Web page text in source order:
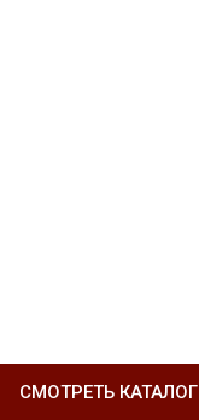
СМОТРЕТЬ КАТАЛОГ